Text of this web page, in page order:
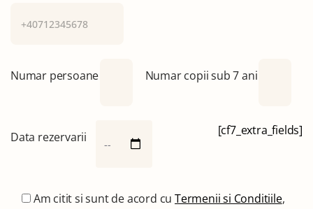
Numar persoane Numar copii sub 7 ani
Data rezervarii [cf7_extra_fields]
Am citit si sunt de acord cuTermenii si Conditiile,